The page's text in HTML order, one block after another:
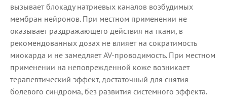
вызывает блокаду натриевых каналов возбудимых
мембран нейронов. При местном применении не
оказывает раздражающего действия на ткани, в
рекомендованных дозах не влияет на сократимость
миокарда и не замедляет AV-проводимость. При местном
применении на неповрежденной коже возникает
терапевтический эффект, достаточный для снятия
болевого синдрома, без развития системного эффекта.